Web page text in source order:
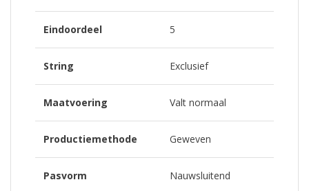
Eindoordeel 5
String Exclusief
Maatvoering Valt normaal
Productiemethode Geweven
Pasvorm Nauwsluitend